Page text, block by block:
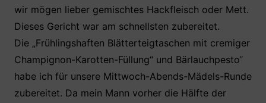
wir mögen lieber gemischtes Hackfleisch oder Mett.
Dieses Gericht war am schnellsten zubereitet.
Die „Frühlingshaften Blätterteigtaschen mit cremiger
Champignon-Karotten-Füllung“ und Bärlauchpesto“
habe ich für unsere Mittwoch-Abends-Mädels-Runde
zubereitet. Da mein Mann vorher die Hälfte der